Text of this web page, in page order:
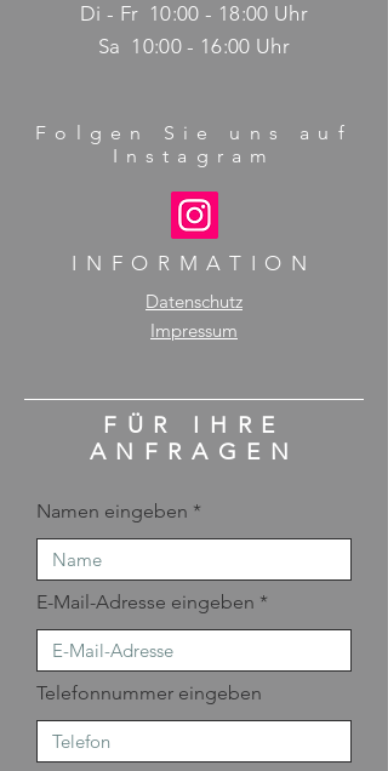
Di - Fr 10:00 - 18:00 Uhr
Sa 10:00 - 16:00 Uhr
Folgen Sie uns auf
Instagram
INFORMATION
Datenschutz
Impressum
FÜR IHRE
ANFRAGEN
Namen eingeben
E-Mail-Adresse eingeben
Telefonnummer eingeben